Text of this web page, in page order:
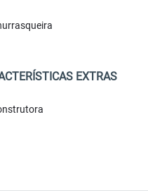
EXTRAS